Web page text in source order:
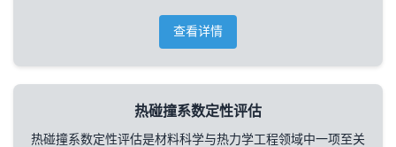
查看详情
热碰撞系数定性评估
热碰撞系数定性评估是材料科学与热力学工程领域中一项至关